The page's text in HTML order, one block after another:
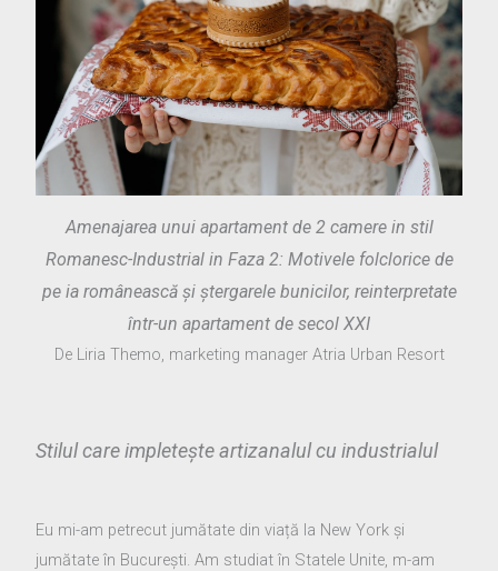
Amenajarea unui apartament de 2 camere in stil
Romanesc-Industrial in Faza 2: Motivele folclorice de
pe ia românească și ștergarele bunicilor, reinterpretate
într-un apartament de secol XXI
De Liria Themo, marketing manager Atria Urban Resort
Stilul care impletește artizanalul cu industrialul
Eu mi-am petrecut jumătate din viață la New York și
jumătate în București. Am studiat în Statele Unite, m-am